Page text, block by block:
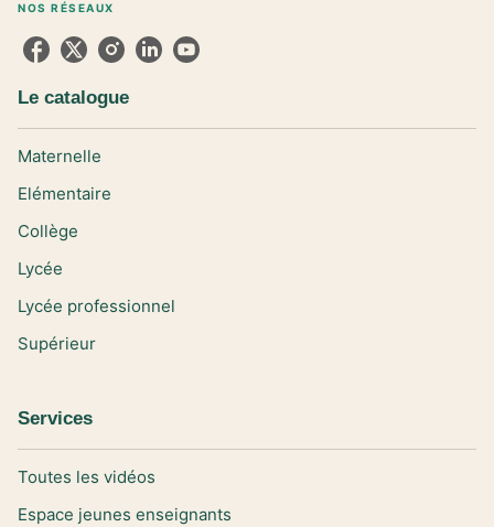
NOS RÉSEAUX
Le catalogue
Maternelle
Elémentaire
Collège
Lycée
Lycée professionnel
Supérieur
Services
Toutes les vidéos
Espace jeunes enseignants